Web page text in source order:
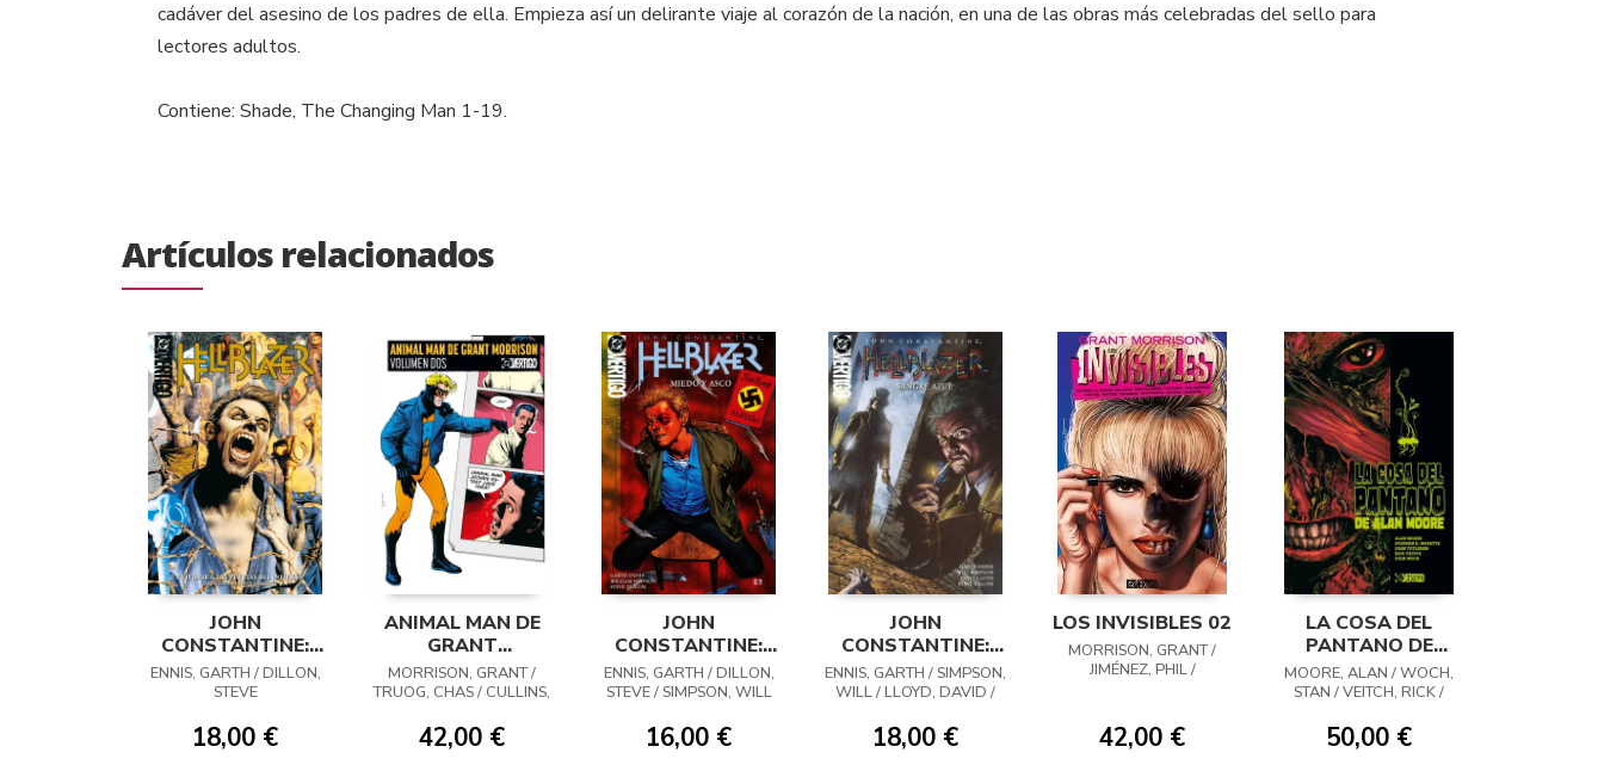
cadáver del asesino de los padres de ella. Empieza así un delirante viaje al corazón de la nación, en una de las obras más celebradas del sello para
lectores adultos.
Contiene: Shade, The Changing Man 1-19.
Artículos relacionados
JOHN
CONSTANTINE:
HELLBLAZER 13
ENNIS, GARTH / DILLON,
STEVE
18,00 €
ANIMAL MAN DE
GRANT
MORRISON 02
MORRISON, GRANT /
TRUOG, CHAS / CULLINS,
42,00 €
JOHN
CONSTANTINE:
HELLBLAZER 12
ENNIS, GARTH / DILLON,
STEVE / SIMPSON, WILL
16,00 €
JOHN
CONSTANTINE:
HELLBLAZER 11
ENNIS, GARTH / SIMPSON,
WILL / LLOYD, DAVID /
18,00 €
LOS INVISIBLES 02
MORRISON, GRANT /
JIMÉNEZ, PHIL /
BUCKINGHAM, MARK /
YEOWELL, STEVE /
42,00 €
LA COSA DEL
PANTANO DE
ALAN MOORE 02
MOORE, ALAN / WOCH,
STAN / VEITCH, RICK /
TOTLEBEN, JOHN / VVAA
50,00 €